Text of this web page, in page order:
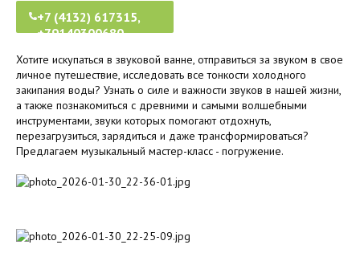
Хотите искупаться в звуковой ванне, отправиться за звуком в свое
личное путешествие, исследовать все тонкости холодного
закипания воды? Узнать о силе и важности звуков в нашей жизни,
а также познакомиться с древними и самыми волшебными
инструментами, звуки которых помогают отдохнуть,
перезагрузиться, зарядиться и даже трансформироваться?
Предлагаем музыкальный мастер-класс - погружение.
+7 (4132) 617315,
+79140300680